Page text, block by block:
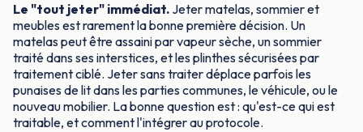
Le "tout jeter" immédiat. Jeter matelas, sommier et
meubles est rarement la bonne première décision. Un
matelas peut être assaini par vapeur sèche, un sommier
traité dans ses interstices, et les plinthes sécurisées par
traitement ciblé. Jeter sans traiter déplace parfois les
punaises de lit dans les parties communes, le véhicule, ou le
nouveau mobilier. La bonne question est : qu'est-ce qui est
traitable, et comment l'intégrer au protocole.